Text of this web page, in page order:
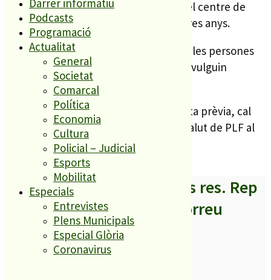
Darrer informatiu
Podcasts
Programació
Actualitat
General
Societat
Comarcal
Política
Economia
Cultura
Policial – Judicial
Esports
Mobilitat
Especials
Entrevistes
Plens Municipals
Especial Glòria
Coronavirus
dosis que s’aniran administrant des del centre de
salut. Aquesta xifra és similar a la d’altres anys.
Un cop vacunada a la població de risc, les persones
que, tot i no estar dins d’aquest grup, vulguin
vacunar-se també ho podran fer.
Per a més informació i per demanar cita prèvia, cal
posar-se en contacte amb el CAP de Salut de PLF al
93 762 04 53.
A partir d’ara no et perdis res. Rep
els titulars al teu correu